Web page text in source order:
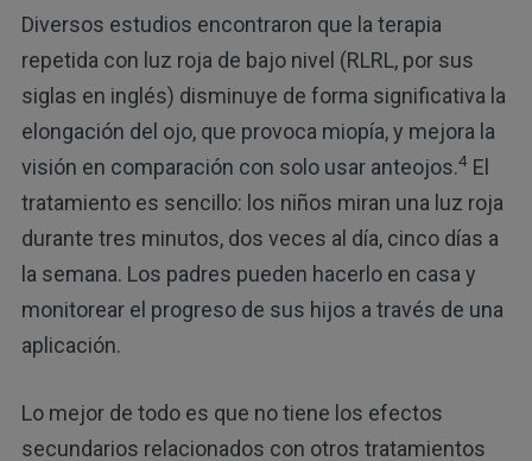
Diversos estudios encontraron que la terapia
repetida con luz roja de bajo nivel (RLRL, por sus
siglas en inglés) disminuye de forma significativa la
elongación del ojo, que provoca miopía, y mejora la
visión en comparación con solo usar anteojos.4El
tratamiento es sencillo: los niños miran una luz roja
durante tres minutos, dos veces al día, cinco días a
la semana. Los padres pueden hacerlo en casa y
monitorear el progreso de sus hijos a través de una
aplicación.
Lo mejor de todo es que no tiene los efectos
secundarios relacionados con otros tratamientos